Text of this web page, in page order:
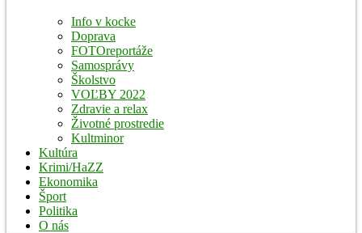
Info v kocke
Doprava
FOTOreportáže
Samosprávy
Školstvo
VOĽBY 2022
Zdravie a relax
Životné prostredie
Kultminor
Kultúra
Krimi/HaZZ
Ekonomika
Šport
Politika
O nás